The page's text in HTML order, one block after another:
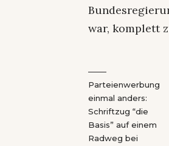
war, komplett
Parteienwerbung
einmal anders:
Schriftzug “die
Basis” auf einem
Radweg bei